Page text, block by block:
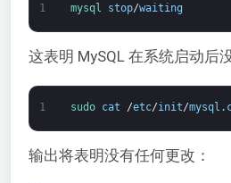
1 mysql stop/waiting
这表明 MySQL 在系统启动后
1 sudo cat /etc/init/mysql .
输出将表明没有任何更改：